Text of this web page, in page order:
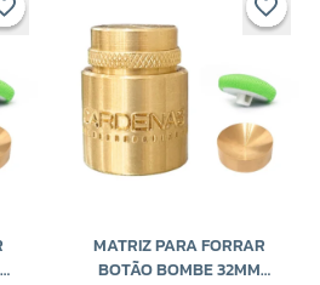
MATRIZ PARA FORRAR
BOTÃO BOMBE 32MM